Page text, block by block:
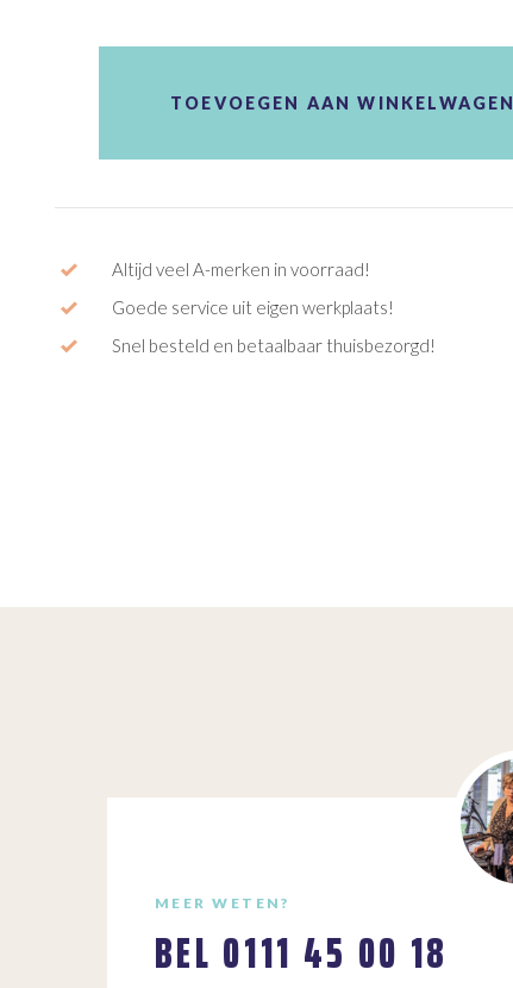
TOEVOEGEN AAN WINKELWAGEN
Altijd veel A-merken in voorraad!
Goede service uit eigen werkplaats!
Snel besteld en betaalbaar thuisbezorgd!
MEER WETEN?
BEL 0111 45 00 18